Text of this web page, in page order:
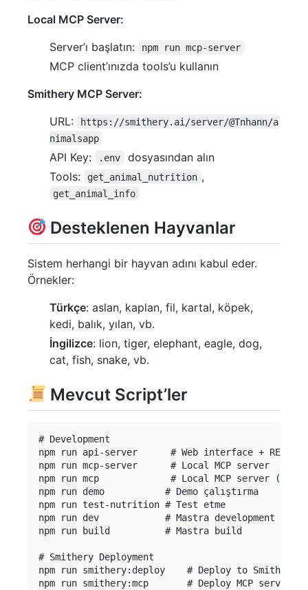
Local MCP Server:
Server’ı başlatın:
npm run mcp-server
MCP client’ınızda tools’u kullanın
Smithery MCP Server:
URL:
https://smithery.ai/server/@Tnhann/a
nimalsapp
API Key: .env
dosyasından alın
Tools:
get_animal_nutrition ,
get_animal_info
Desteklenen Hayvanlar
Sistem herhangi bir hayvan adını kabul eder.
Örnekler:
Türkçe: aslan, kaplan, fil, kartal, köpek,
kedi, balık, yılan, vb.
İngilizce: lion, tiger, elephant, eagle, dog,
cat, fish, snake, vb.
Mevcut Script’ler
# Development
npm run api-server      # Web interface + REST
npm run mcp-server      # Local MCP server
npm run mcp             # Local MCP server
npm run demo           # Demo çalıştırma
npm run test-nutrition # Test etme
npm run dev            # Mastra development
npm run build          # Mastra build
# Smithery Deployment
npm run smithery:deploy    # Deploy to Smithery
npm run smithery:mcp       # Deploy MCP server